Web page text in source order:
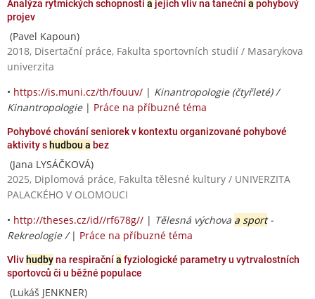
Analýza rytmických schopnostía jejich vliv na tanečnía pohybový
projev
(Pavel Kapoun)
2018, Disertační práce, Fakulta sportovních studií / Masarykova
univerzita
• https://is.muni.cz/th/fouuv/ | Kinantropologie (čtyřleté) /
Kinantropologie| Práce na příbuzné téma
Pohybové chování seniorek v kontextu organizované pohybové
aktivity shudbou a bez
(Jana LYSÁČKOVÁ)
2025, Diplomová práce, Fakulta tělesné kultury / UNIVERZITA
PALACKÉHO V OLOMOUCI
• http://theses.cz/id//rf678g// | Tělesná výchova a sport-
Rekreologie / | Práce na příbuzné téma
Vlivhudbyna respiračnía fyziologické parametry u vytrvalostních
sportovců či u běžné populace
(Lukáš JENKNER)